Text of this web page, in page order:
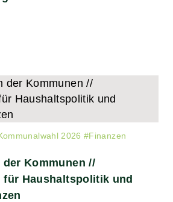
2026 #Finanzen
Kommunen //
für Haushaltspolitik und